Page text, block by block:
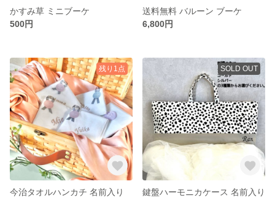
かすみ草 ミニブーケ
500円
送料無料 バルーン ブーケ
6,800円
残り1点
今治タオルハンカチ 名前入り
SOLD OUT
鍵盤ハーモニカケース 名前入り